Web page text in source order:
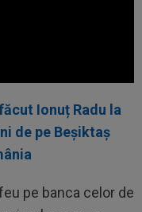
Ionuț Radu la
de pe Beșiktaș
pe banca celor de